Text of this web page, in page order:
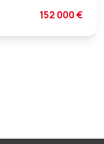
152 000 €